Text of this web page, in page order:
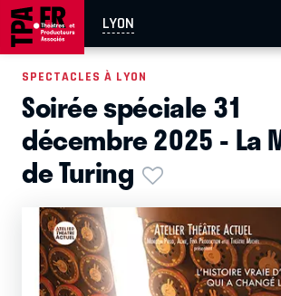
LYON
AIX-MARSEILLE
EN TOURNÉE
SPECTACLES À LYON
Soirée spéciale 31
décembre 2025 - La
de Turing